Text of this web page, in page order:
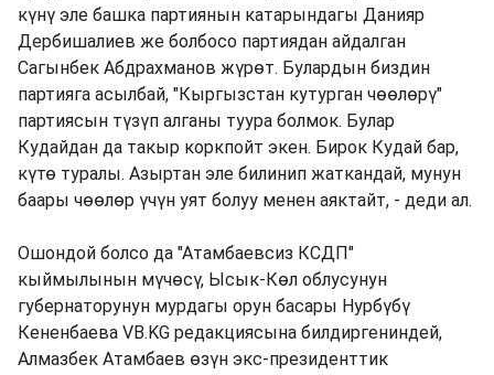
күнү эле башка партиянын катарындагы Данияр
Дербишалиев же болбосо партиядан айдалган
Сагынбек Абдрахманов жүрөт. Булардын биздин
партияга асылбай, "Кыргызстан кутурган чөөлөрү"
партиясын түзүп алганы туура болмок. Булар
Кудайдан да такыр коркпойт экен. Бирок Кудай бар,
күтө туралы. Азыртан эле билинип жаткандай, мунун
баары чөөлөр үчүн уят болуу менен аяктайт, - деди ал.
Ошондой болсо да "Атамбаевсиз КСДП"
кыймылынын мүчөсү, Ысык-Көл облусунун
губернаторунун мурдагы орун басары Нурбүбү
Кененбаева VB.KG редакциясына билдиргениндей,
Алмазбек Атамбаев өзүн экс-президенттик